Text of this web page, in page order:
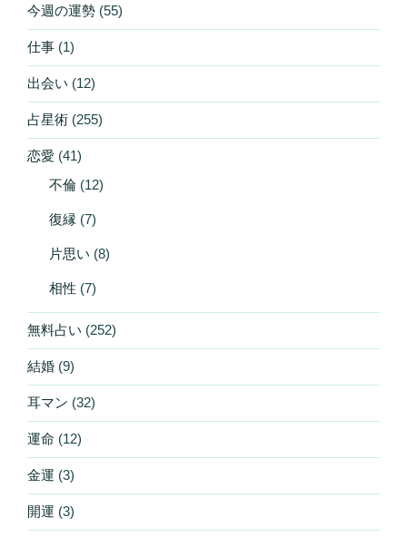
今週の運勢 (55)
仕事 (1)
出会い (12)
占星術 (255)
恋愛 (41)
不倫 (12)
復縁 (7)
片思い (8)
相性 (7)
無料占い (252)
結婚 (9)
耳マン (32)
運命 (12)
金運 (3)
開運 (3)